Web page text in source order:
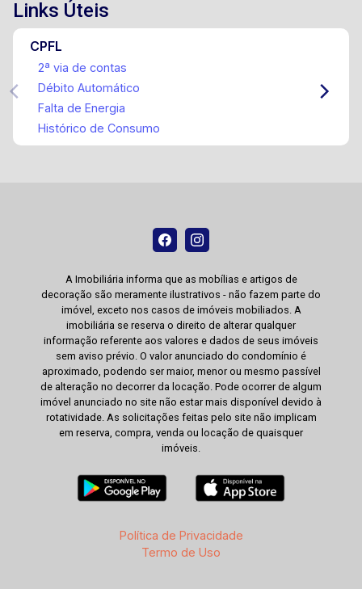
Links Úteis
CPFL
2ª via de contas
Débito Automático
Falta de Energia
Histórico de Consumo
A Imobiliária informa que as mobílias e artigos de
decoração são meramente ilustrativos - não fazem parte do
imóvel, exceto nos casos de imóveis mobiliados. A
imobiliária se reserva o direito de alterar qualquer
informação referente aos valores e dados de seus imóveis
sem aviso prévio. O valor anunciado do condomínio é
aproximado, podendo ser maior, menor ou mesmo passível
de alteração no decorrer da locação. Pode ocorrer de algum
imóvel anunciado no site não estar mais disponível devido à
rotatividade. As solicitações feitas pelo site não implicam
em reserva, compra, venda ou locação de quaisquer
imóveis.
Política de Privacidade
Termo de Uso